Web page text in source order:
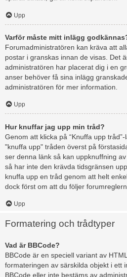
Upp
Varför måste mitt inlägg
Forumadministratören kan kräva att
postar i granskas innan de visas. Det
administratören har placerat dig i en
anser behöver få sina inlägg
administratören för mer information.
Upp
Hur knuffar jag upp min tråd?
Genom att klicka på “Knuffa upp
"knuffa upp" tråden överst på
ser denna länk så kan uppknuffning
så har inte den krävda tidsgränsen
knuffa upp en tråd genom att helt
dock först om att du följer
Upp
Formatering och trådtyper
Vad är BBCode?
BBCode är en speciell variant av
formateringen av särskilda objekt i ett
BBCode eller inte bestäms av